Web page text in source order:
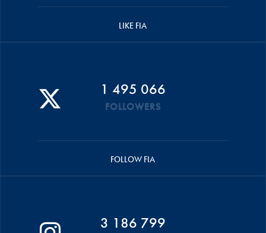
LIKE FIA
1 495 066
FOLLOWERS
FOLLOW FIA
3 186 799